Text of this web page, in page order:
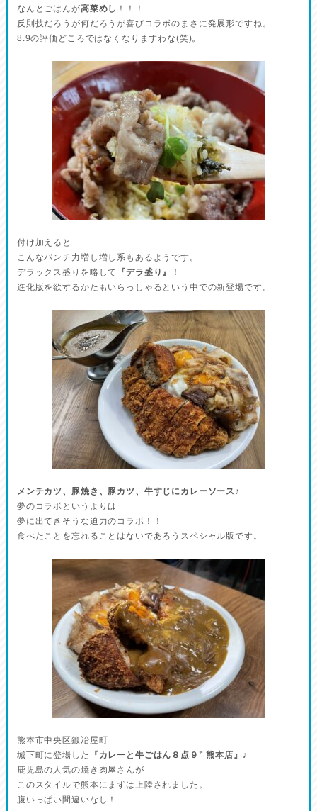
なんとごはんが高菜めし ！！！
反則技だろうが何だろうが喜びコラボのまさに発展形ですね。
8.9の評価どころではなくなりますわな(笑)。
付け加えると
こんなパンチ力増し増し系もあるようです。
デラックス盛りを略して
『デラ盛り』
！
進化版を欲するかたもいらっしゃるという中での新登場です。
メンチカツ、豚焼き、豚カツ、牛すじにカレーソース♪
夢のコラボというよりは
夢に出てきそうな迫力のコラボ！！
食べたことを忘れることはないであろうスペシャル版です。
熊本市中央区鍛冶屋町
城下町に登場した
『カレーと牛ごはん８点９” 熊本店』 ♪
鹿児島の人気の焼き肉屋さんが
このスタイルで熊本にまずは上陸されました。
腹いっぱい間違いなし！